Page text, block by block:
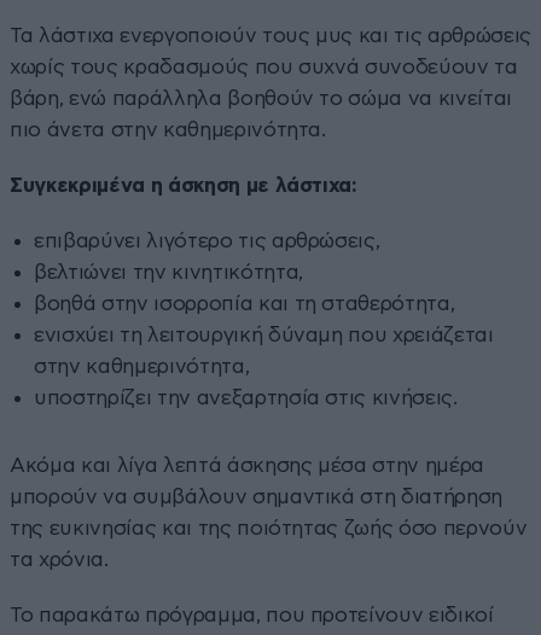
Τα λάστιχα ενεργοποιούν τους μυς και τις αρθρώσεις
χωρίς τους κραδασμούς που συχνά συνοδεύουν τα
βάρη, ενώ παράλληλα βοηθούν το σώμα να κινείται
πιο άνετα στην καθημερινότητα.
Συγκεκριμένα η άσκηση με λάστιχα:
επιβαρύνει λιγότερο τις αρθρώσεις,
βελτιώνει την κινητικότητα,
βοηθά στην ισορροπία και τη σταθερότητα,
ενισχύει τη λειτουργική δύναμη που χρειάζεται
στην καθημερινότητα,
υποστηρίζει την ανεξαρτησία στις κινήσεις.
Ακόμα και λίγα λεπτά άσκησης μέσα στην ημέρα
μπορούν να συμβάλουν σημαντικά στη διατήρηση
της ευκινησίας και της ποιότητας ζωής όσο περνούν
τα χρόνια.
Το παρακάτω πρόγραμμα, που προτείνουν ειδικοί